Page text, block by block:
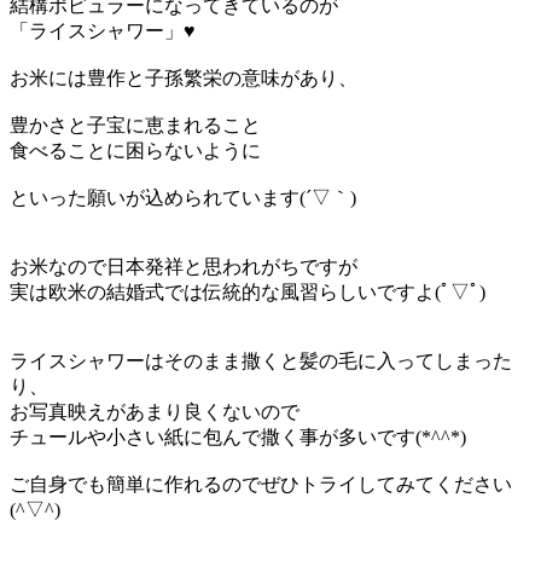
結構ポピュラーになってきているのが
「ライスシャワー」♥
お米には豊作と子孫繁栄の意味があり、
豊かさと子宝に恵まれること
食べることに困らないように
といった願いが込められています(´▽｀)
お米なので日本発祥と思われがちですが
実は欧米の結婚式では伝統的な風習らしいですよ(ﾟ▽ﾟ)
ライスシャワーはそのまま撒くと髪の毛に入ってしまった
り、
お写真映えがあまり良くないので
チュールや小さい紙に包んで撒く事が多いです(*^^*)
ご自身でも簡単に作れるのでぜひトライしてみてください
(^▽^)